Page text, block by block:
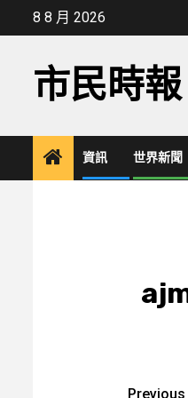
8 8 月 2026
市民時報
資訊 世界新聞
Previous